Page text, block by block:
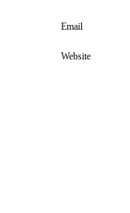
Email
Website